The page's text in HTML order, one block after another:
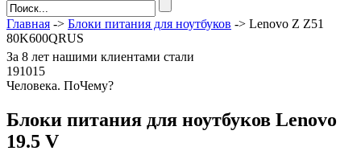
Главная -> Блоки питания для ноутбуков -> Lenovo Z Z51
80K600QRUS
За 8 лет нашими клиентами стали
191015
Человека. ПоЧему?
Блоки питания для ноутбуков Lenovo
19.5 V